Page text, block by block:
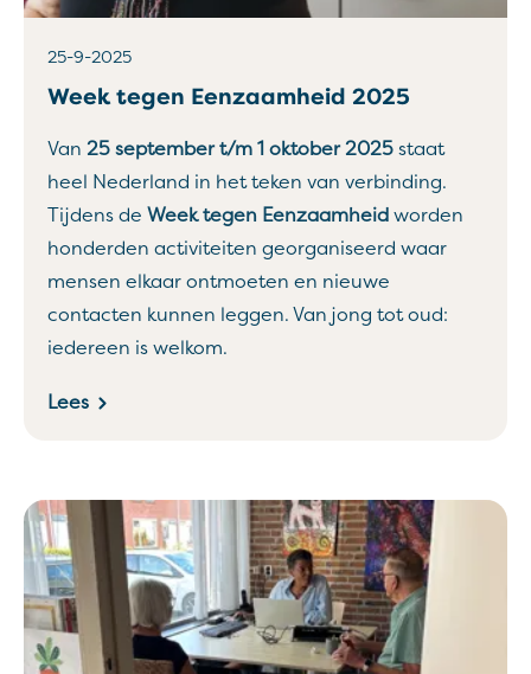
Week tegen Eenzaamheid 2025
25-9-2025
Van 25 september t/m 1 oktober 2025 staat
heel Nederland in het teken van verbinding.
Tijdens de Week tegen Eenzaamheid worden
honderden activiteiten georganiseerd waar
mensen elkaar ontmoeten en nieuwe
contacten kunnen leggen. Van jong tot oud:
iedereen is welkom.
Lees